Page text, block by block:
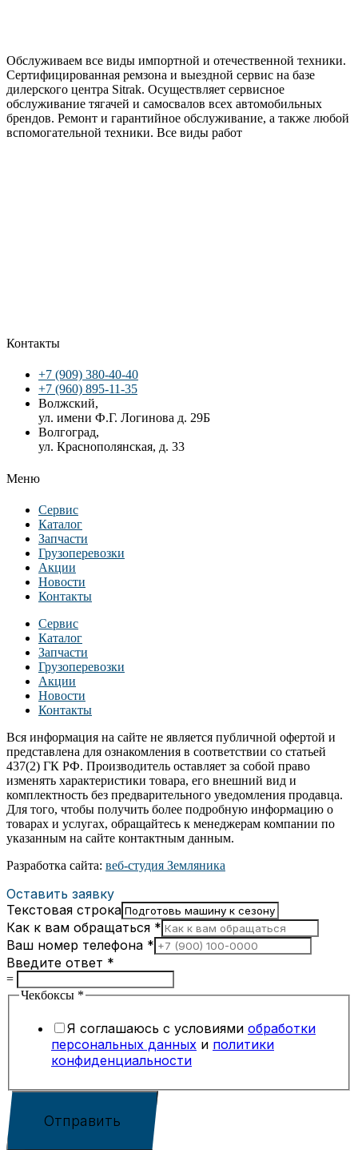
Обслуживаем все виды импортной и отечественной техники.
Сертифицированная ремзона и выездной сервис на базе
дилерского центра Sitrak. Осуществляет сервисное
обслуживание тягачей и самосвалов всех автомобильных
брендов. Ремонт и гарантийное обслуживание, а также любой
вспомогательной техники. Все виды работ
Контакты
+7 (909) 380-40-40
+7 (960) 895-11-35
Волжский,
ул. имени Ф.Г. Логинова д. 29Б
Волгоград,
ул. Краснополянская, д. 33
Меню
Сервис
Каталог
Запчасти
Грузоперевозки
Акции
Новости
Контакты
Сервис
Каталог
Запчасти
Грузоперевозки
Акции
Новости
Контакты
Вся информация на сайте не является публичной офертой и
представлена для ознакомления в соответствии со статьей
437(2) ГК РФ. Производитель оставляет за собой право
изменять характеристики товара, его внешний вид и
комплектность без предварительного уведомления продавца.
Для того, чтобы получить более подробную информацию о
товарах и услугах, обращайтесь к менеджерам компании по
указанным на сайте контактным данным.
Разработка сайта: веб-студия Земляника
Оставить заявку
Текстовая строка
Как к вам обращаться *
Ваш номер телефона *
Введите ответ *
=
Чекбоксы *
Я соглашаюсь с условиями обработки
персональных данных и политики
конфиденциальности
Отправить